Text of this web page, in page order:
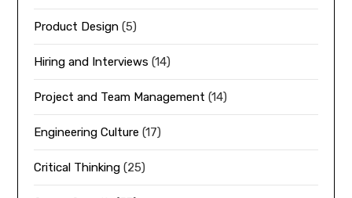
Product Design (5)
Hiring and Interviews (14)
Project and Team Management (14)
Engineering Culture (17)
Critical Thinking (25)